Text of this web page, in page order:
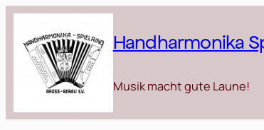
Zum
springen
Handharmonika
Musik macht gute Laune!